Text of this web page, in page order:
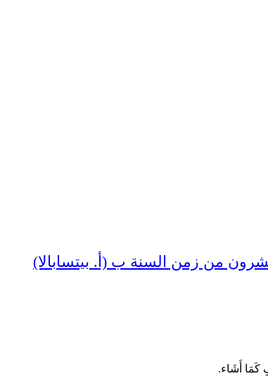
من زمن السنة ب (أ. بيتسابالا)
كَمَا أَشَاء.